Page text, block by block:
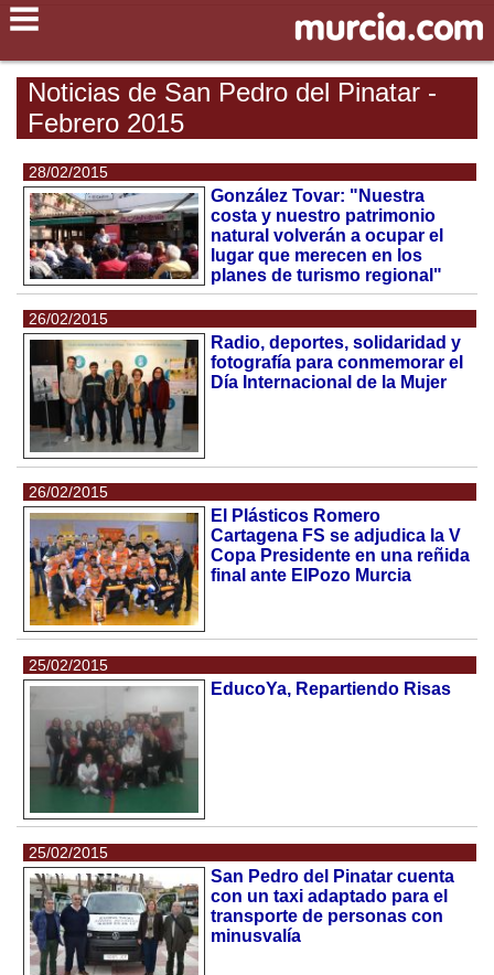
Noticias de San Pedro del Pinatar -
Febrero 2015
28/02/2015
González Tovar: "Nuestra
costa y nuestro patrimonio
natural volverán a ocupar el
lugar que merecen en los
planes de turismo regional"
26/02/2015
Radio, deportes, solidaridad y
fotografía para conmemorar el
Día Internacional de la Mujer
26/02/2015
El Plásticos Romero
Cartagena FS se adjudica la V
Copa Presidente en una reñida
final ante ElPozo Murcia
25/02/2015
EducoYa, Repartiendo Risas
25/02/2015
San Pedro del Pinatar cuenta
con un taxi adaptado para el
transporte de personas con
minusvalía